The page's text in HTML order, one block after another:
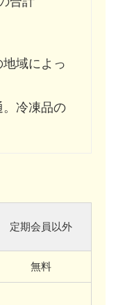
域によっ
冷凍品の
定期会員以外
無料